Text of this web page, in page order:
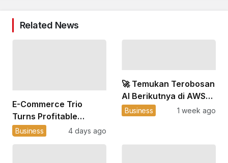
Related News
E-Commerce Trio
Turns Profitable
💰, Kopi Kenangan
Business 4 days ago
🚀 Temukan Terobosan
AI Berikutnya di AWS
Summit Jakarta
Business 1 week ago